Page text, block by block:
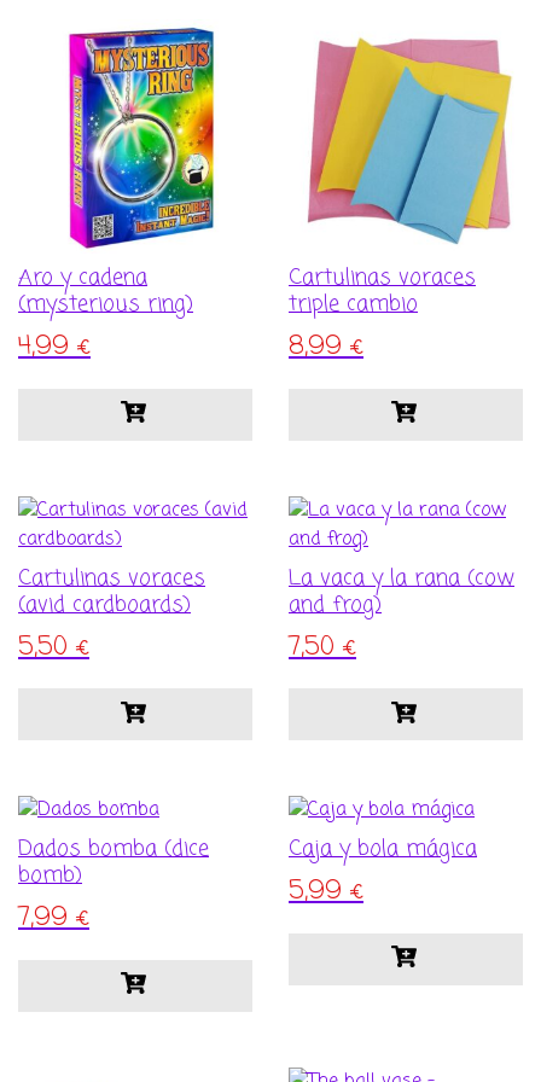
Aro y cadena
(mysterious ring)
4,99€
Cartulinas voraces
triple cambio
8,99€
Cartulinas voraces
(avid cardboards)
5,50€
La vaca y la rana (cow
and frog)
7,50€
Dados bomba (dice
bomb)
7,99€
Caja y bola mágica
5,99€